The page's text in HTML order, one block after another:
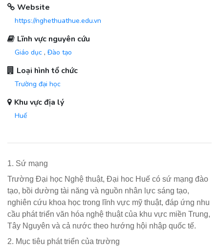
Website
https://nghethuathue.edu.vn
Lĩnh vực nguyên cứu
Giáo dục , Đào tạo
Loại hình tổ chức
Trường đại học
Khu vực địa lý
Huế
1. Sứ mạng
Trường Đại học Nghệ thuật, Đại hoc Huế có sứ mạng đào
tạo, bồi dường tài năng và nguồn nhân lực sáng tạo,
nghiên cứu khoa học trong lĩnh vực mỹ thuật, đáp ứng nhu
cầu phát triển văn hóa nghệ thuật của khu vực miền Trung,
Tây Nguyên và cả nước theo hướng hội nhập quốc tế.
2. Mục tiêu phát triển của trường